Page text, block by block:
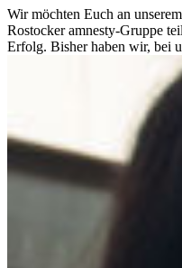
Wir möchten Euch an
Rostocker amnesty-Gruppe
Erfolg. Bisher haben wir, bei